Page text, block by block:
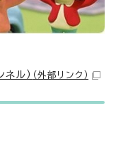
ル） （外部リンク）